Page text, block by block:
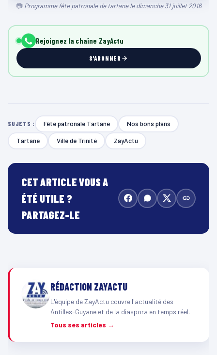
Programme fête patronale de tartane le dimanche 31 juillet 2016
Rejoignez la chaîne ZayActu
S'ABONNER
SUJETS : Fête patronale Tartane Nos bons plans
Tartane Ville de Trinité ZayActu
CET ARTICLE VOUS A
ÉTÉ UTILE ?
PARTAGEZ-LE
RÉDACTION ZAYACTU
L'équipe de ZayActu couvre l'actualité des
Antilles-Guyane et de la diaspora en temps réel.
Tous ses articles →